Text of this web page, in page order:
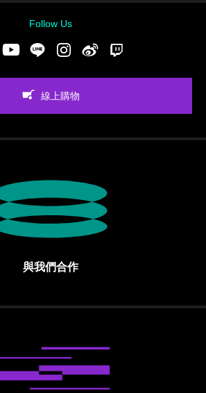
Follow Us
FacebookYoutubeLINE Instgram新浪微博
線上購物
與我們合作